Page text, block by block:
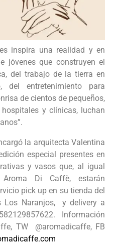
inspira una realidad y en
jóvenes que construyen el
del trabajo de la tierra en
del entretenimiento para
de cientos de pequeños,
y clínicas, luchan
la arquitecta Valentina
especial presentes en
y vasos que, al igual
Di Caffè, estarán
pick up en su tienda del
Los Naranjos, y delivery a
Información
TW @aromadicaffe, FB